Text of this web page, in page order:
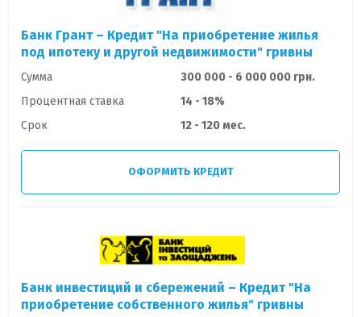
Банк Грант – Кредит "На приобретение жилья
под ипотеку и другой недвижимости" гривны
Сумма
300 000 - 6 000 000 грн.
Процентная ставка
14 - 18%
Срок
12 - 120 мес.
ОФОРМИТЬ КРЕДИТ
Банк инвестиций и сбережений – Кредит "На
приобретение собственного жилья" гривны